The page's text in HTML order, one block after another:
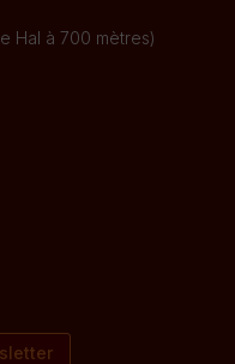
Hal à 700 mètres)